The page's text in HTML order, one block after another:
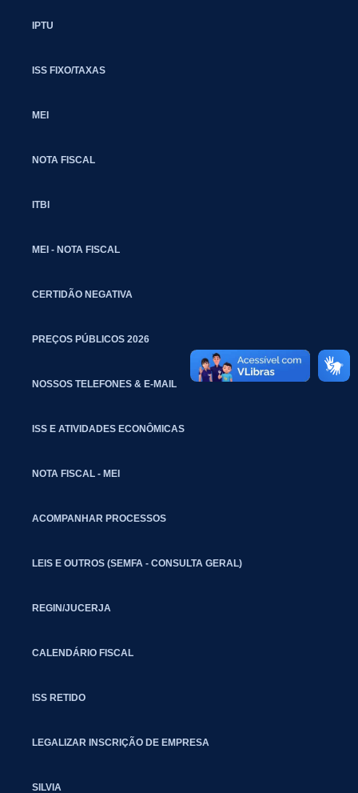
IPTU
ISS FIXO/TAXAS
MEI
NOTA FISCAL
ITBI
MEI - NOTA FISCAL
CERTIDÃO NEGATIVA
PREÇOS PÚBLICOS 2026
NOSSOS TELEFONES & E-MAIL
ISS E ATIVIDADES ECONÔMICAS
NOTA FISCAL - MEI
ACOMPANHAR PROCESSOS
LEIS E OUTROS (SEMFA - CONSULTA GERAL)
REGIN/JUCERJA
CALENDÁRIO FISCAL
ISS RETIDO
LEGALIZAR INSCRIÇÃO DE EMPRESA
SILVIA